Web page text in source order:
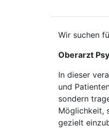
Wir suchen
Oberarzt
In dieser
und
sondern
Möglichkeit,
gezielt